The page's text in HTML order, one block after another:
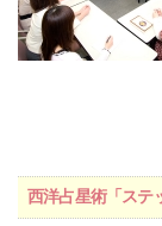
西洋占星術「ステ